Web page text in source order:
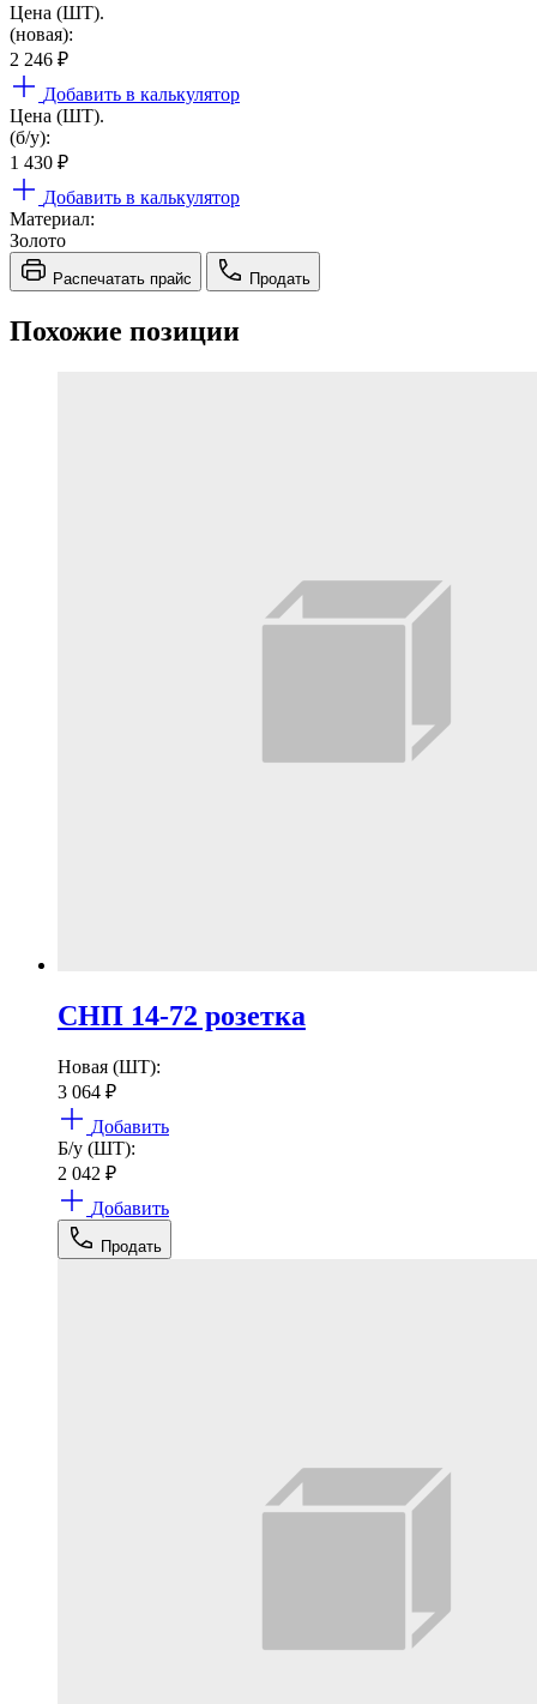
Цена (ШТ).
(новая):
2 246 ₽
Добавить в калькулятор
Цена (ШТ).
(б/у):
1 430 ₽
Добавить в калькулятор
Материал:
Золото
Распечатать прайс Продать
Похожие позиции
СНП 14-72 розетка
Новая (ШТ):
3 064 ₽
Добавить
Б/у (ШТ):
2 042 ₽
Добавить
Продать